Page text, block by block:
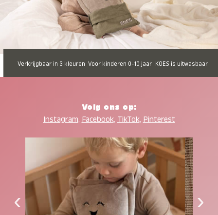
Verkrijgbaar in 3 kleuren Voor kinderen 0-10 jaar KOES is uitwasbaar
Volg ons op:
Instagram, Facebook, TikTok, Pinterest
‹ ›